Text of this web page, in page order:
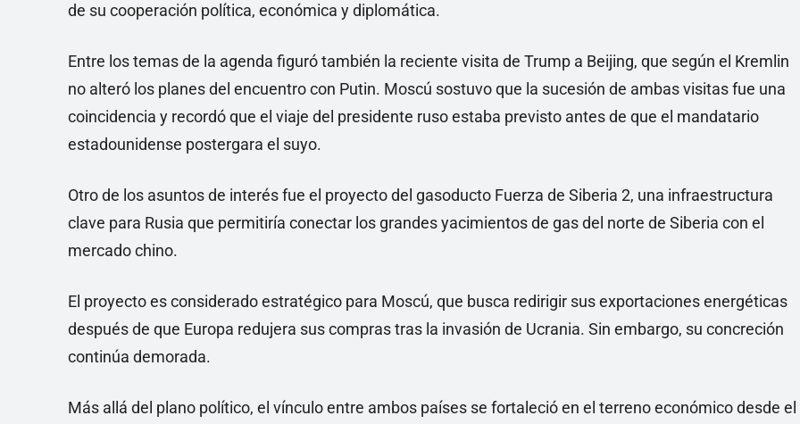
de su cooperación política, económica y diplomática.
Entre los temas de la agenda figuró también la reciente visita de Trump a Beijing, que según el Kremlin
no alteró los planes del encuentro con Putin. Moscú sostuvo que la sucesión de ambas visitas fue una
coincidencia y recordó que el viaje del presidente ruso estaba previsto antes de que el mandatario
estadounidense postergara el suyo.
Otro de los asuntos de interés fue el proyecto del gasoducto Fuerza de Siberia 2, una infraestructura
clave para Rusia que permitiría conectar los grandes yacimientos de gas del norte de Siberia con el
mercado chino.
El proyecto es considerado estratégico para Moscú, que busca redirigir sus exportaciones energéticas
después de que Europa redujera sus compras tras la invasión de Ucrania. Sin embargo, su concreción
continúa demorada.
Más allá del plano político, el vínculo entre ambos países se fortaleció en el terreno económico desde el